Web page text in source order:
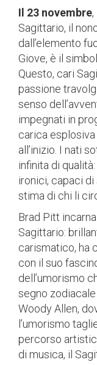
Il 23 novembre
Sagittario, il
dall’elemento
Giove, è il
Questo, cari
passione
senso
impegnati in
carica
all’inizio. I nati
infinita di
ironici, capaci di
stima di chi li
Brad Pitt
Sagittario:
carismatico, ha
con il suo
dell’umorismo
segno
Woody Allen,
l’umorismo
percorso
di musica, il